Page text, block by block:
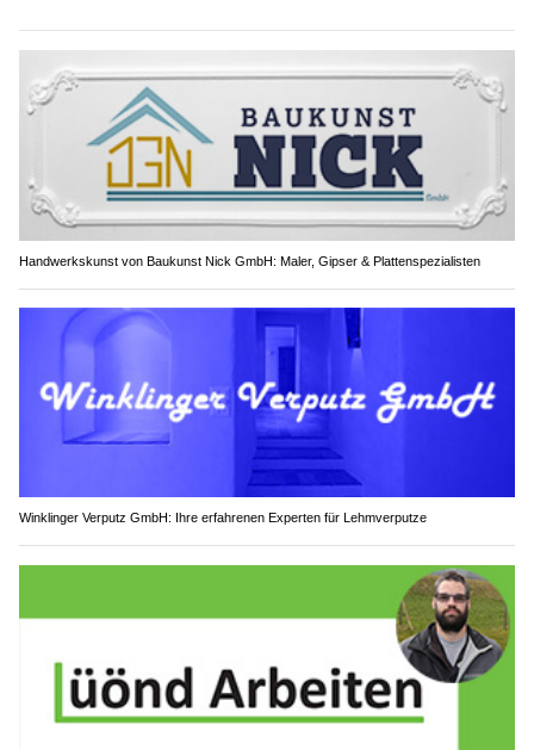
Handwerkskunst von Baukunst Nick GmbH: Maler, Gipser & Plattenspezialisten
Winklinger Verputz GmbH: Ihre erfahrenen Experten für Lehmverputze